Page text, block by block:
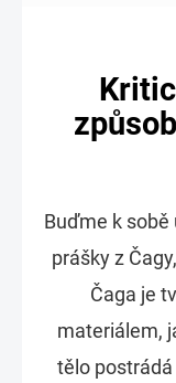
Buďme k
prášky z
Čaga je
materiálem,
tělo